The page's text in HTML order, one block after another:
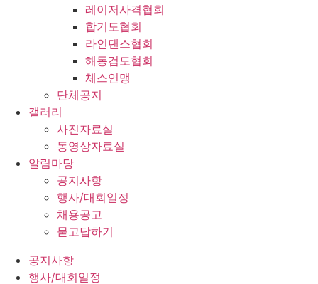
레이저사격협회
합기도협회
라인댄스협회
해동검도협회
체스연맹
단체공지
갤러리
사진자료실
동영상자료실
알림마당
공지사항
행사/대회일정
채용공고
묻고답하기
공지사항
행사/대회일정